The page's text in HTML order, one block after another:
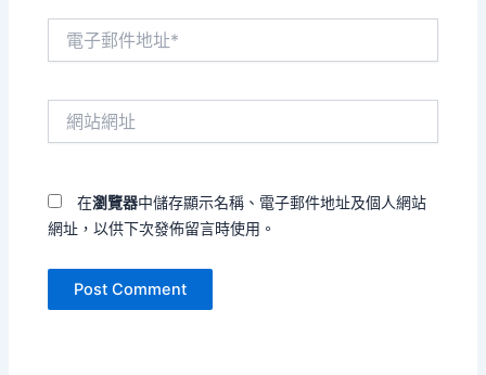
在瀏覽器中儲存顯示名稱、電子郵件地址及個人網站
網址，以供下次發佈留言時使用。